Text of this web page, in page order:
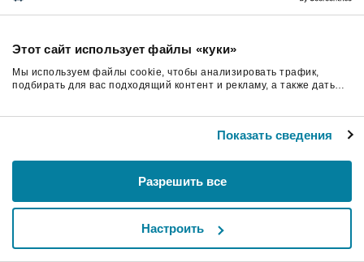
Этот сайт использует файлы «куки»
Мы используем файлы cookie, чтобы анализировать трафик,
подбирать для вас подходящий контент и рекламу, а также дать
и веб-аналитикой. Наши партнеры могут комбинировать эти
данными, которые они получили при использовании вами их
Показать сведения
Разрешить все
Настроить
Пожалуйста, обновите страницу, чтобы
продолжить.
Обновить